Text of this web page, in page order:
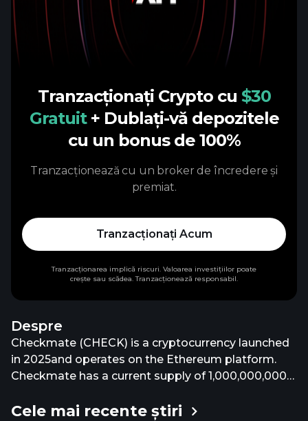
Despre
Checkmate (CHECK) is a cryptocurrency launched
in 2025and operates on the Ethereum platform.
Checkmate has a current supply of 1,000,000,000
price of Checkmate is 0.01981254 USD and is up
Cele mai recente știri
Tranzacționați Crypto cu $30
Gratuit + Dublați-vă depozitele
cu un bonus de 100%
Tranzacționează cu un broker de încredere și
premiat.
Tranzacționați Acum
Tranzacționarea implică riscuri. Valoarea investițiilor poate
crește sau scădea. Tranzacționează responsabil.